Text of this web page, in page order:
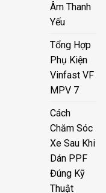
Âm Thanh
Yếu
Tổng Hợp
Phụ Kiện
Vinfast VF
MPV 7
Cách
Chăm Sóc
Xe Sau Khi
Dán PPF
Đúng Kỹ
Thuật